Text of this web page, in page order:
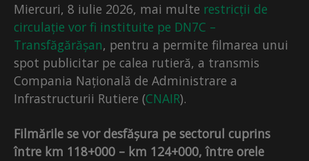
Miercuri, 8 iulie 2026, mai multe restricții de
circulație vor fi instituite pe DN7C –
Transfăgărășan, pentru a permite filmarea unui
spot publicitar pe calea rutieră, a transmis
Compania Națională de Administrare a
Infrastructurii Rutiere (CNAIR).
Filmările se vor desfășura pe sectorul cuprins
între km 118+000 – km 124+000, între orele